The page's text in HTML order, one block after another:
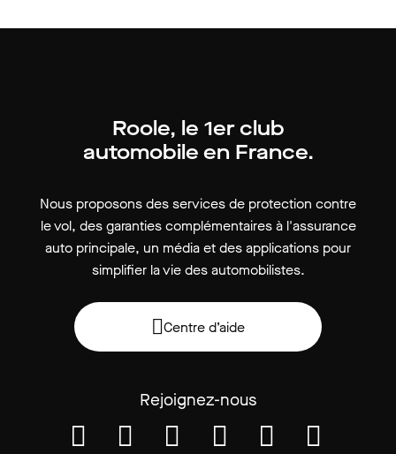
Roole, le 1er club
automobile en France.
Nous proposons des services de protection contre
le vol, des garanties complémentaires à l'assurance
auto principale, un média et des applications pour
simplifier la vie des automobilistes.
Centre d’aide
Rejoignez-nous